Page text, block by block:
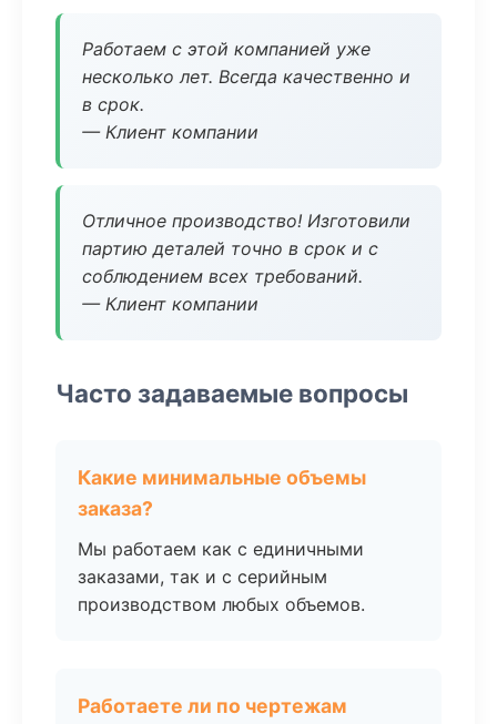
Работаем с этой компанией уже
несколько лет. Всегда качественно и
в срок.
— Клиент компании
Отличное производство! Изготовили
партию деталей точно в срок и с
соблюдением всех требований.
— Клиент компании
Часто задаваемые вопросы
Какие минимальные объемы
заказа?
Мы работаем как с единичными
заказами, так и с серийным
производством любых объемов.
Работаете ли по чертежам